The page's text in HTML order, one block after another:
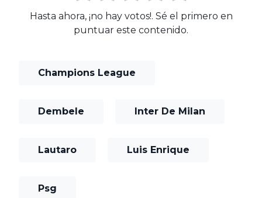
Hasta ahora, ¡no hay votos!. Sé el primero en
puntuar este contenido.
Champions League
Dembele Inter De Milan
Lautaro Luis Enrique
Psg